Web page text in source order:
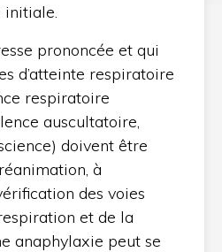
initiale.
prononcée et qui
d’atteinte respiratoire
respiratoire
auscultatoire,
doivent être
à
des voies
et de la
anaphylaxie peut se